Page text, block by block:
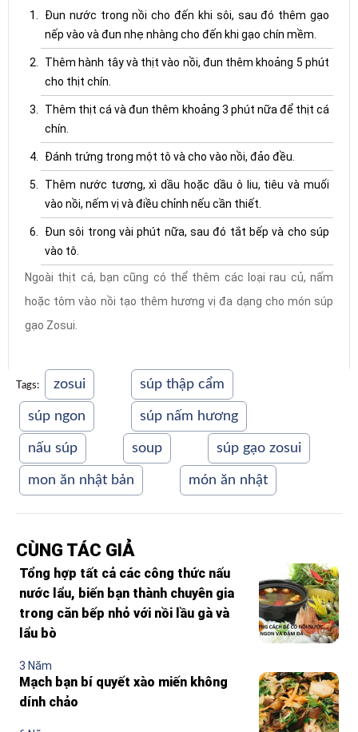
Đun nước trong nồi cho đến khi sôi, sau đó thêm gạo
nếp vào và đun nhẹ nhàng cho đến khi gạo chín mềm.
Thêm hành tây và thịt vào nồi, đun thêm khoảng 5 phút
cho thịt chín.
Thêm thịt cá và đun thêm khoảng 3 phút nữa để thịt cá
chín.
Đánh trứng trong một tô và cho vào nồi, đảo đều.
Thêm nước tương, xì dầu hoặc dầu ô liu, tiêu và muối
vào nồi, nếm vị và điều chỉnh nếu cần thiết.
Đun sôi trong vài phút nữa, sau đó tắt bếp và cho súp
vào tô.
Ngoài thịt cá, bạn cũng có thể thêm các loại rau củ, nấm
hoặc tôm vào nồi tạo thêm hương vị đa dạng cho món súp
gạo Zosui.
Tags: zosui súp thập cẩm
súp ngon súp nấm hương
nấu súp soup súp gạo zosui
mon ăn nhật bản món ăn nhật
CÙNG TÁC GIẢ
Tổng hợp tất cả các công thức nấu
nước lẩu, biến bạn thành chuyên gia
trong căn bếp nhỏ với nồi lầu gà và
lẩu bò
3 Năm
Mạch bạn bí quyết xào miến không
dính chảo